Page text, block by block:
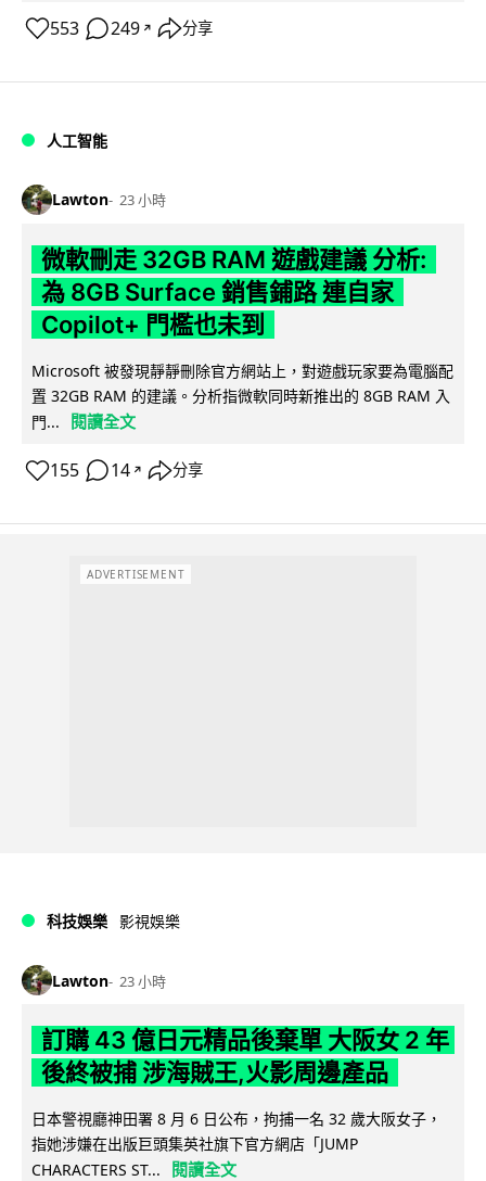
553 249 ↗ 分享
人工智能
Lawton 23 小時
微軟刪走 32GB RAM 遊戲建議 分析:
為 8GB Surface 銷售鋪路 連自家
Copilot+ 門檻也未到
Microsoft 被發現靜靜刪除官方網站上，對遊戲玩家要為電腦配
置 32GB RAM 的建議。分析指微軟同時新推出的 8GB RAM 入
門...
閱讀全文
155 14 ↗ 分享
ADVERTISEMENT
科技娛樂 影視娛樂
Lawton 23 小時
訂購 43 億日元精品後棄單 大阪女 2 年
後終被捕 涉海賊王,火影周邊產品
日本警視廳神田署 8 月 6 日公布，拘捕一名 32 歲大阪女子，
指她涉嫌在出版巨頭集英社旗下官方網店「JUMP
CHARACTERS ST...
閱讀全文